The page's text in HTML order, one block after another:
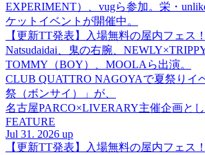
EXPERIMENT）、vugら参加。栄・
ケットイベントが開催中。
【更新TT発表】入場無料の屋内フェス！
Natsudaidai、鬼の右腕、
TOMMY（BOY）、MOOLAら出演。
CLUB QUATTRO NAGOYAで夏祭りイ
祭（ボンサイ）」が、
名古屋PARCO×LIVERARY主催企画とし
FEATURE
Jul 31. 2026 up
【更新TT発表】入場無料の屋内フェス！